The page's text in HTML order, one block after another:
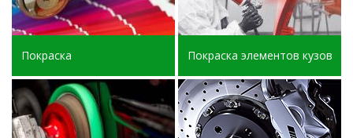
Покраска Покраска элементов кузова